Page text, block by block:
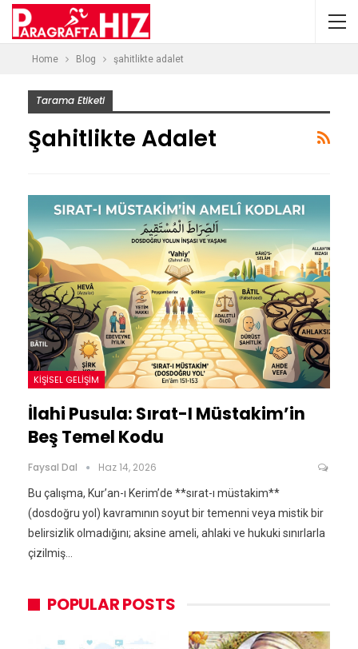
Home Blog şahitlikte adalet
Tarama Etiketi
Şahitlikte Adalet
KIŞISEL GELIŞIM
İlahi Pusula: Sırat-I Müstakim’in
Beş Temel Kodu
Faysal Dal Haz 14, 2026
Bu çalışma, Kur’an-ı Kerim’de **sırat-ı müstakim**
(dosdoğru yol) kavramının soyut bir temenni veya mistik bir
belirsizlik olmadığını; aksine ameli, ahlaki ve hukuki sınırlarla
çizilmiş…
POPULAR POSTS